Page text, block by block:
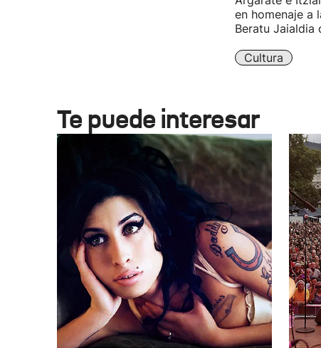
en homenaje a
Beratu Jaialdia
Cultura
Te puede interesar